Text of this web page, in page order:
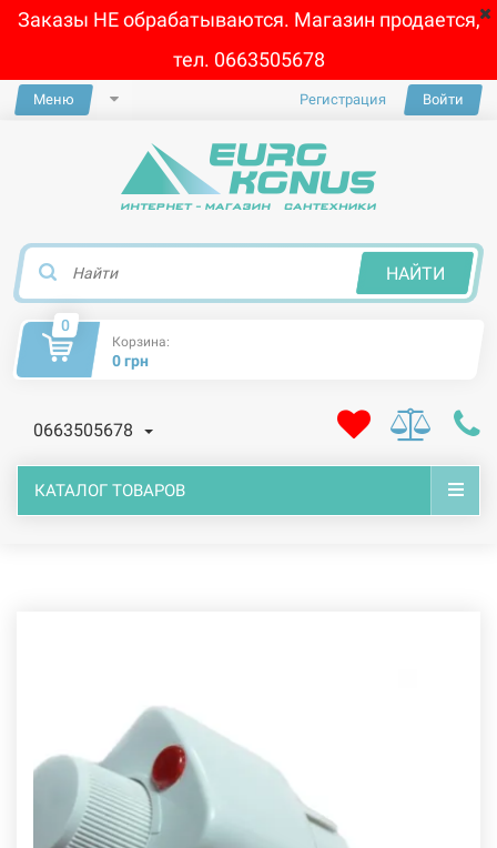
Заказы НЕ обрабатываются. Магазин продается,
тел. 0663505678
Меню Регистрация Войти
НАЙТИ
0
Корзина:
0 грн
0663505678
КАТАЛОГ ТОВАРОВ